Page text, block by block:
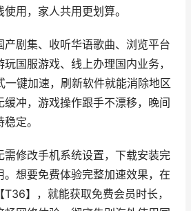
用，家人共用更划算。
产剧集、收听华语歌曲、浏览平台
国服游戏、线上办理国内业务，
键加速，刷新软件就能消除地区
缓冲，游戏操作跟手不漂移，晚间
定。
需修改手机系统设置，下载安装完
。想要免费体验完整加速效果，在
】，就能获取免费会员时长，